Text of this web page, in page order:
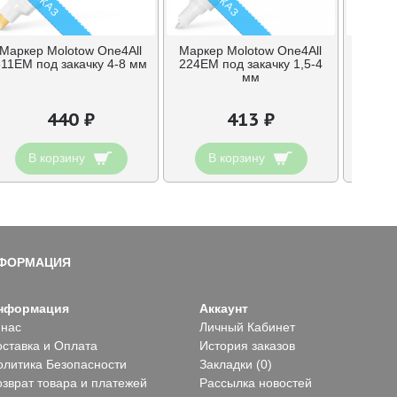
Маркер Molotow One4All
под закачку 4-8 мм
440 ₽
В корзину
Маркер Molotow One4All
224EM под закачку 1,5-4
мм
413 ₽
В корзину
и Оплата
Безопасности
товара и платежей
Аккаунт
Личный Кабинет
История заказов
Закладки (0)
Рассылка новостей